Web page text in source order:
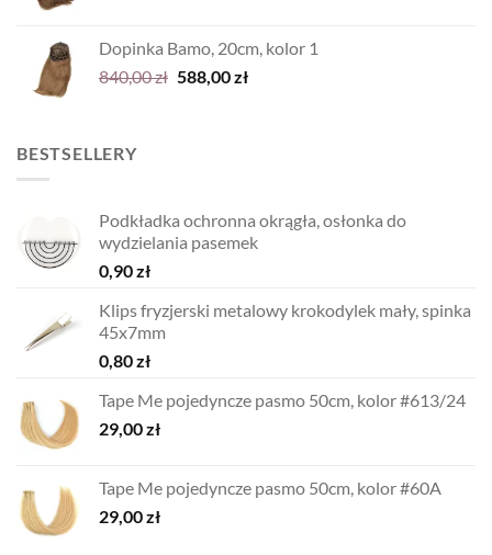
700,00 zł.490,00 zł.
Dopinka Bamo, 20cm, kolor 1
840,00zł Pierwotna
588,00złAktualna
BESTSELLERY
Podkładka ochronna okrągła, osłonka do
wydzielania pasemek
0,90zł
Klips fryzjerski metalowy krokodylek mały, spinka
45x7mm
0,80zł
Tape Me pojedyncze pasmo 50cm, kolor #613/24
29,00zł
Tape Me pojedyncze pasmo 50cm, kolor #60A
29,00zł